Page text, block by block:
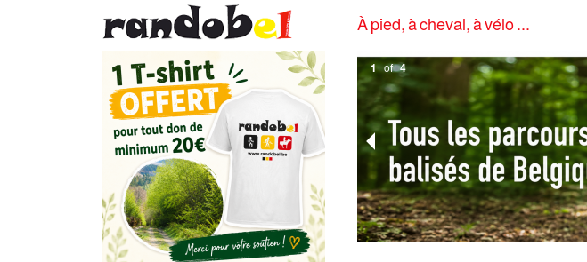
À pied, à cheval, à vélo ...
1 of 4